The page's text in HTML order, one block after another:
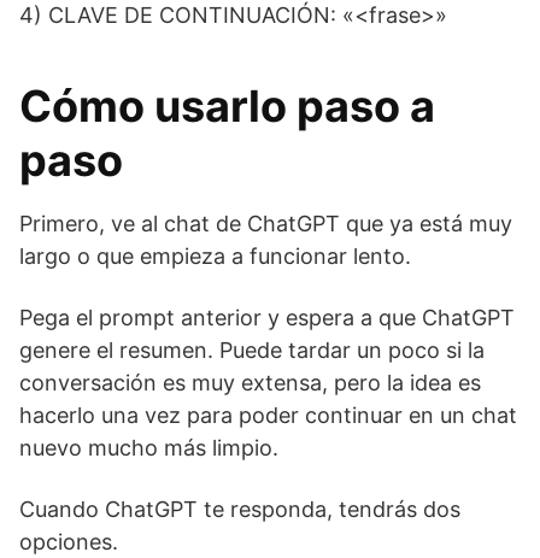
4) CLAVE DE CONTINUACIÓN: «<frase>»
Cómo usarlo paso a
paso
Primero, ve al chat de ChatGPT que ya está muy
largo o que empieza a funcionar lento.
Pega el prompt anterior y espera a que ChatGPT
genere el resumen. Puede tardar un poco si la
conversación es muy extensa, pero la idea es
hacerlo una vez para poder continuar en un chat
nuevo mucho más limpio.
Cuando ChatGPT te responda, tendrás dos
opciones.